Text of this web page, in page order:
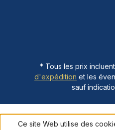
* Tous les prix
d'expédition et les
sauf
Ce site Web utilise des